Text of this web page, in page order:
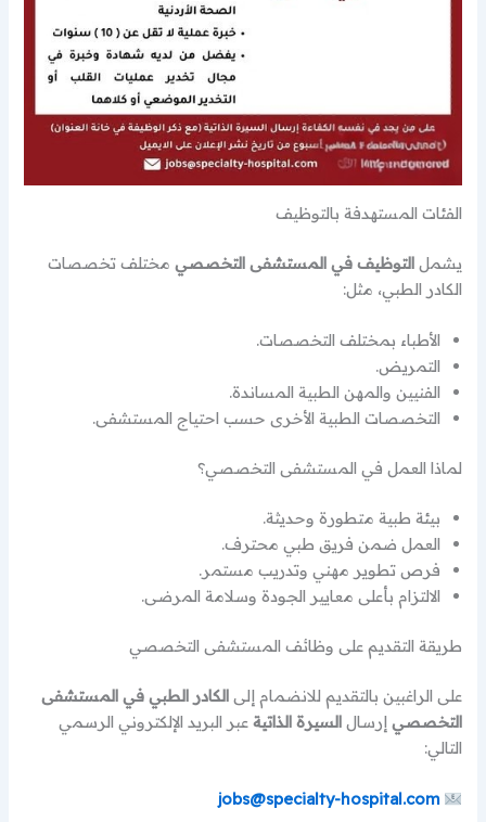
الفئات المستهدفة بالتوظيف
يشملالتوظيف في المستشفى التخصصي مختلف تخصصات
الكادر الطبي، مثل:
الأطباء بمختلف التخصصات.
التمريض.
الفنيين والمهن الطبية المساندة.
التخصصات الطبية الأخرى حسب احتياج المستشفى.
لماذا العمل في المستشفى التخصصي؟
بيئة طبية متطورة وحديثة.
العمل ضمن فريق طبي محترف.
فرص تطوير مهني وتدريب مستمر.
الالتزام بأعلى معايير الجودة وسلامة المرضى.
طريقة التقديم على وظائف المستشفى التخصصي
على الراغبين بالتقديم للانضمام إلىالكادر الطبي في المستشفى
التخصصي إرسالالسيرة الذاتية عبر البريد الإلكتروني الرسمي
التالي:
jobs@specialty-hospital.com